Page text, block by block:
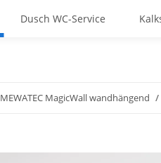
Dusch WC-Service
MEWATEC MagicWall wandhängend